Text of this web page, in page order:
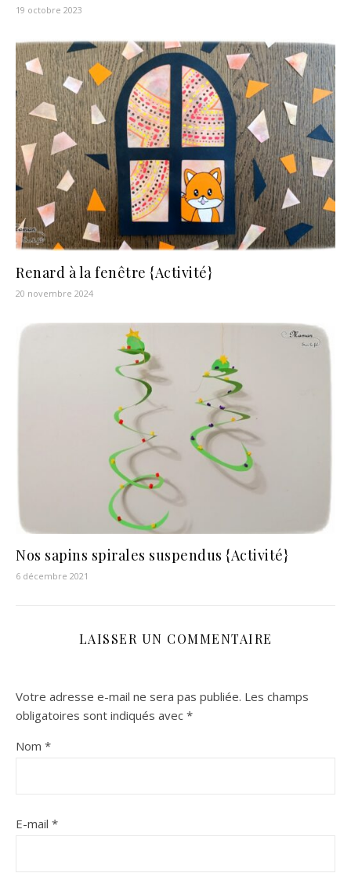
19 octobre 2023
Renard à la fenêtre {Activité}
20 novembre 2024
Nos sapins spirales suspendus {Activité}
6 décembre 2021
LAISSER UN COMMENTAIRE
Votre adresse e-mail ne sera pas publiée. Les champs
obligatoires sont indiqués avec *
Nom *
E-mail *